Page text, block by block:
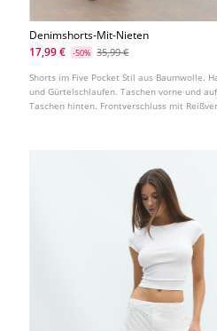
Denimshorts-Mit-Nieten
17,99 €
-50% 35,99 €
Shorts im Five Pocket Stil aus Baumwolle.
und Gürtelschlaufen. Taschen vorne und
Taschen hinten. Frontverschluss mit